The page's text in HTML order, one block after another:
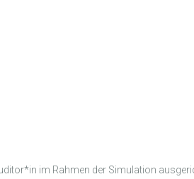
im Rahmen der Simulation